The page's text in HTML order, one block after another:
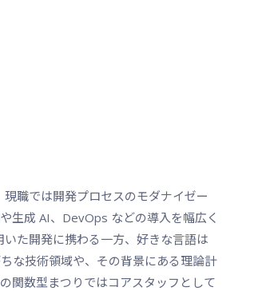
職では開発プロセスのモダナイゼー
生成 AI、DevOps などの導入を幅広く
た開発に携わる一方、好きな言語は
な技術領域や、その背景にある理論計
関数型まつりではコアスタッフとして